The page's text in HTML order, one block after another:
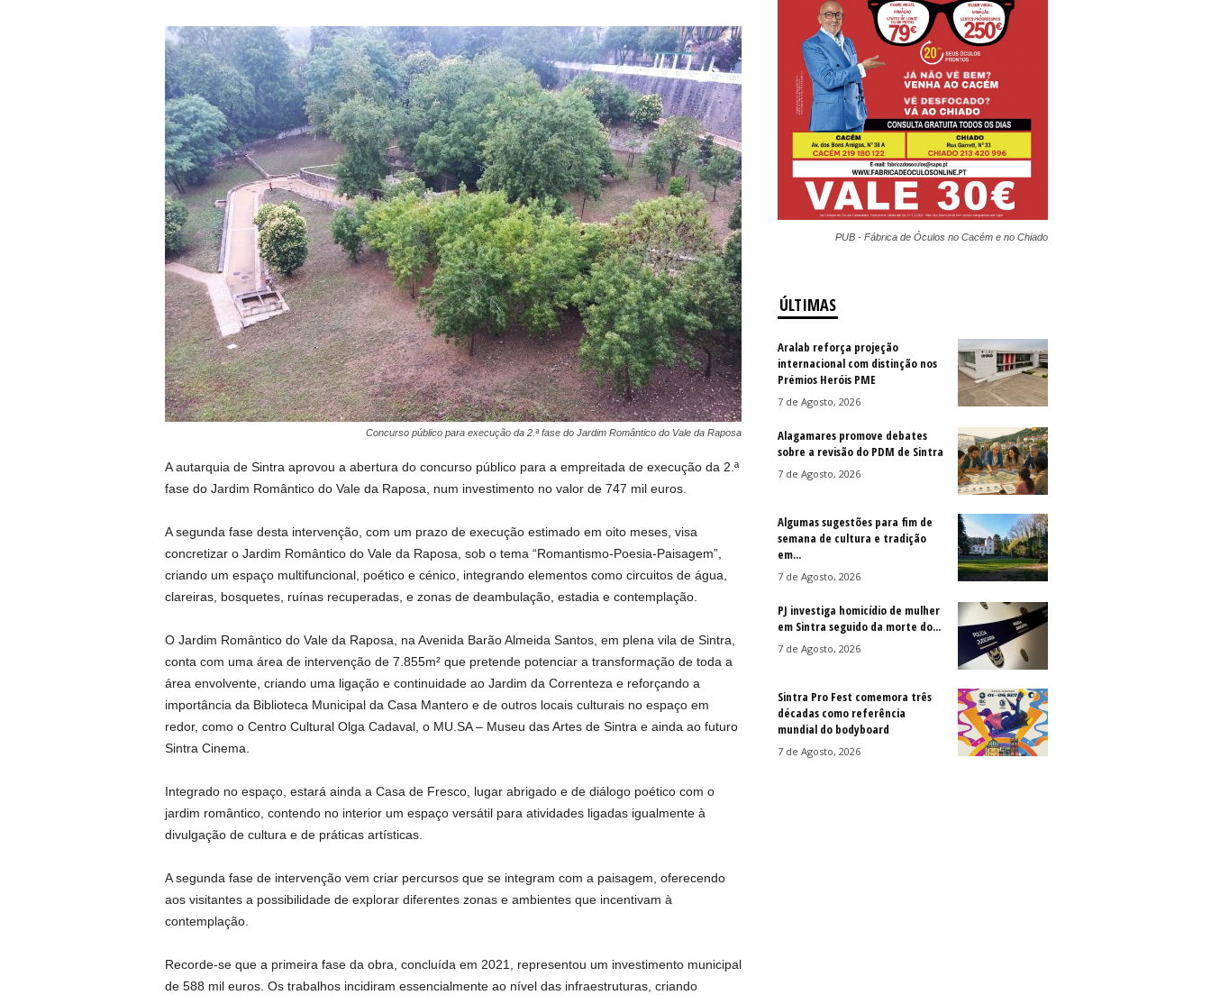
Concurso público para execução da 2.ª fase do Jardim Romântico do Vale da Raposa
A autarquia de Sintra aprovou a abertura do concurso público para a empreitada de execução da 2.ª
fase do Jardim Romântico do Vale da Raposa, num investimento no valor de 747 mil euros.
A segunda fase desta intervenção, com um prazo de execução estimado em oito meses, visa
concretizar o Jardim Romântico do Vale da Raposa, sob o tema “Romantismo-Poesia-Paisagem”,
criando um espaço multifuncional, poético e cénico, integrando elementos como circuitos de água,
clareiras, bosquetes, ruínas recuperadas, e zonas de deambulação, estadia e contemplação.
O Jardim Romântico do Vale da Raposa, na Avenida Barão Almeida Santos, em plena vila de Sintra,
conta com uma área de intervenção de 7.855m² que pretende potenciar a transformação de toda a
área envolvente, criando uma ligação e continuidade ao Jardim da Correnteza e reforçando a
importância da Biblioteca Municipal da Casa Mantero e de outros locais culturais no espaço em
redor, como o Centro Cultural Olga Cadaval, o MU.SA – Museu das Artes de Sintra e ainda ao futuro
Sintra Cinema.
Integrado no espaço, estará ainda a Casa de Fresco, lugar abrigado e de diálogo poético com o
jardim romântico, contendo no interior um espaço versátil para atividades ligadas igualmente à
divulgação de cultura e de práticas artísticas.
A segunda fase de intervenção vem criar percursos que se integram com a paisagem, oferecendo
aos visitantes a possibilidade de explorar diferentes zonas e ambientes que incentivam à
contemplação.
Recorde-se que a primeira fase da obra, concluída em 2021, representou um investimento municipal
de 588 mil euros. Os trabalhos incidiram essencialmente ao nível das infraestruturas, criando
PUB - Fábrica de Óculos no Cacém e no Chiado
ÚLTIMAS
Aralab reforça projeção
internacional com distinção nos
Prémios Heróis PME
7 de Agosto, 2026
Alagamares promove debates
sobre a revisão do PDM de Sintra
7 de Agosto, 2026
Algumas sugestões para fim de
semana de cultura e tradição
em...
7 de Agosto, 2026
PJ investiga homicídio de mulher
em Sintra seguido da morte do...
7 de Agosto, 2026
Sintra Pro Fest comemora três
décadas como referência
mundial do bodyboard
7 de Agosto, 2026